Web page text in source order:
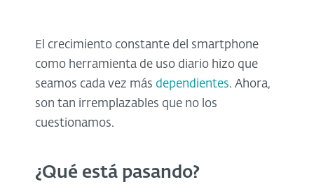
El crecimiento constante del smartphone
como herramienta de uso diario hizo que
seamos cada vez más dependientes. Ahora,
son tan irremplazables que no los
cuestionamos.
¿Qué está pasando?